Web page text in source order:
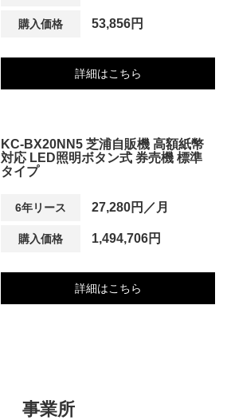
購入価格 53,856円
詳細はこちら
KC-BX20NN5 芝浦自販機 高額紙幣
対応 LED照明ボタン式 券売機 標準
タイプ
6年リース 27,280円／月
購入価格 1,494,706円
詳細はこちら
事業所